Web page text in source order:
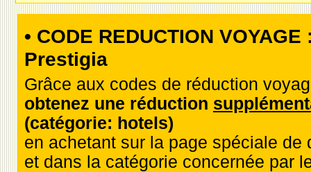
• CODE REDUCTION
Prestigia
Grâce aux codes de réduction
obtenez une réduction
(catégorie: hotels)
en achetant sur la page spéciale de
et dans la catégorie concernée par